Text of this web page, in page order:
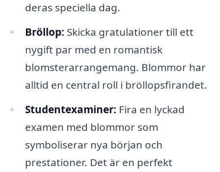
deras speciella dag.
Bröllop: Skicka gratulationer till ett
nygift par med en romantisk
blomsterarrangemang. Blommor har
alltid en central roll i bröllopsfirandet.
Studentexaminer: Fira en lyckad
examen med blommor som
symboliserar nya början och
prestationer. Det är en perfekt